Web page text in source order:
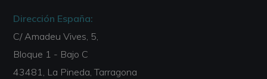
Dirección España:
C/ Amadeu Vives, 5,
Bloque 1 - Bajo C
43481, La Pineda, Tarragona